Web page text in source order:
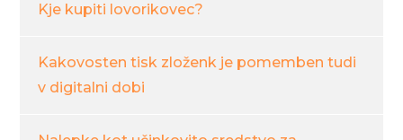
Kje kupiti lovorikovec?
Kakovosten tisk zloženk je pomemben tudi
v digitalni dobi